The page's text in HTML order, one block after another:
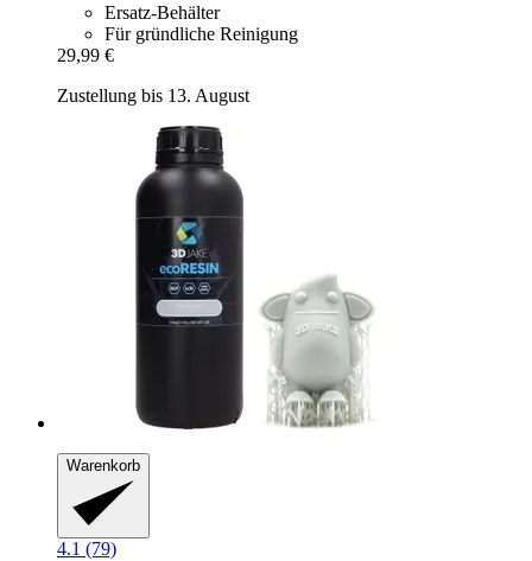
Ersatz-Behälter
Für gründliche Reinigung
29,99 €
Zustellung bis 13. August
Warenkorb
4.1 (79)